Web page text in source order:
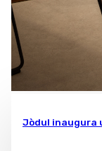
Jòdul inaugura